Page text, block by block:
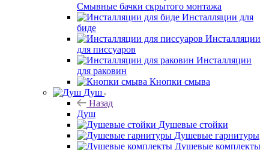
Смывные бачки скрытого монтажа
Инсталляции для
биде
Инсталляции
для писсуаров
Инсталляции
для раковин
Кнопки смыва
Душ
Назад
Душ
Душевые стойки
Душевые гарнитуры
Душевые комплекты